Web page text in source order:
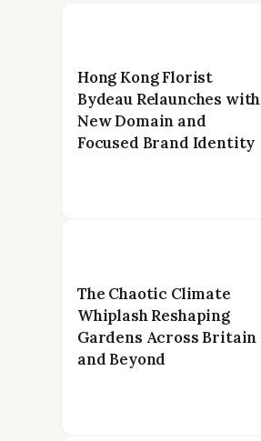
Hong Kong Florist
Bydeau Relaunches with
New Domain and
Focused Brand Identity
The Chaotic Climate
Whiplash Reshaping
Gardens Across Britain
and Beyond